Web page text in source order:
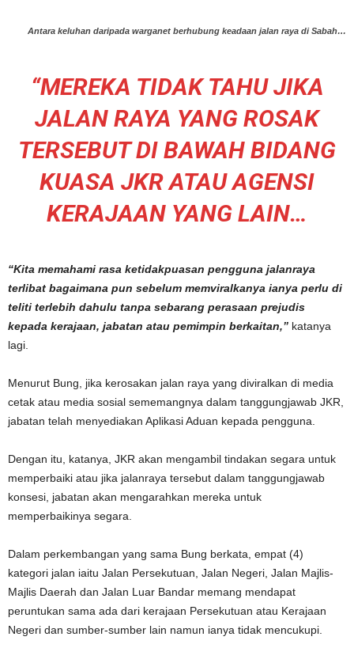
Antara keluhan daripada warganet berhubung keadaan jalan raya di Sabah…
“MEREKA TIDAK TAHU JIKA
JALAN RAYA YANG ROSAK
TERSEBUT DI BAWAH BIDANG
KUASA JKR ATAU AGENSI
KERAJAAN YANG LAIN…
“Kita memahami rasa ketidakpuasan pengguna jalanraya
terlibat bagaimana pun sebelum memviralkanya ianya perlu di
teliti terlebih dahulu tanpa sebarang perasaan prejudis
kepada kerajaan, jabatan atau pemimpin berkaitan,” katanya
lagi.
Menurut Bung, jika kerosakan jalan raya yang diviralkan di media
cetak atau media sosial sememangnya dalam tanggungjawab JKR,
jabatan telah menyediakan Aplikasi Aduan kepada pengguna.
Dengan itu, katanya, JKR akan mengambil tindakan segara untuk
memperbaiki atau jika jalanraya tersebut dalam tanggungjawab
konsesi, jabatan akan mengarahkan mereka untuk
memperbaikinya segara.
Dalam perkembangan yang sama Bung berkata, empat (4)
kategori jalan iaitu Jalan Persekutuan, Jalan Negeri, Jalan Majlis-
Majlis Daerah dan Jalan Luar Bandar memang mendapat
peruntukan sama ada dari kerajaan Persekutuan atau Kerajaan
Negeri dan sumber-sumber lain namun ianya tidak mencukupi.